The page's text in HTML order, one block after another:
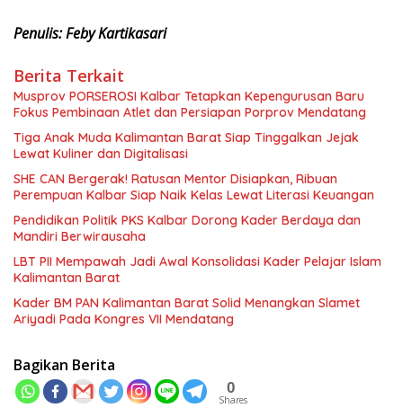
Penulis: Feby Kartikasari
Berita Terkait
Musprov PORSEROSI Kalbar Tetapkan Kepengurusan Baru
Fokus Pembinaan Atlet dan Persiapan Porprov Mendatang
Tiga Anak Muda Kalimantan Barat Siap Tinggalkan Jejak
Lewat Kuliner dan Digitalisasi
SHE CAN Bergerak! Ratusan Mentor Disiapkan, Ribuan
Perempuan Kalbar Siap Naik Kelas Lewat Literasi Keuangan
Pendidikan Politik PKS Kalbar Dorong Kader Berdaya dan
Mandiri Berwirausaha
LBT PII Mempawah Jadi Awal Konsolidasi Kader Pelajar Islam
Kalimantan Barat
Kader BM PAN Kalimantan Barat Solid Menangkan Slamet
Ariyadi Pada Kongres VII Mendatang
Bagikan Berita
0
Shares